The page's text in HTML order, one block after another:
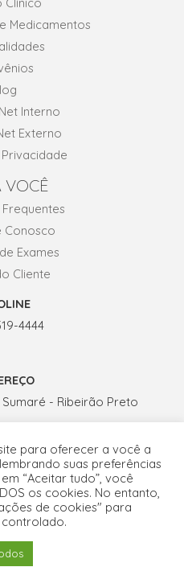
Medicamentos
Interno
Externo
VOCÊ
Conosco
Exames
Cliente
4444
Sumaré - Ribeirão Preto
07h - 19h
07h - 13h
para oferecer a você a
suas preferências
“Aceitar tudo”, você
os cookies. No entanto,
de cookies" para